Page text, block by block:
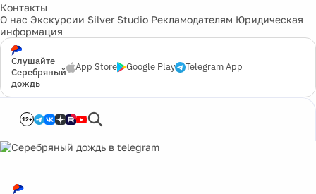
Контакты
О нас Экскурсии Silver Studio Рекламодателям Юридическая
информация
Слушайте
Серебряный
дождь
App Store Google Play Telegram App
12+